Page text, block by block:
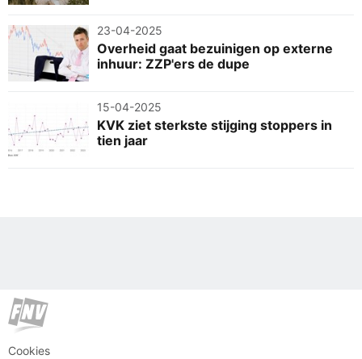
23-04-2025
Overheid gaat bezuinigen op externe
inhuur: ZZP'ers de dupe
15-04-2025
KVK ziet sterkste stijging stoppers in
tien jaar
Cookies